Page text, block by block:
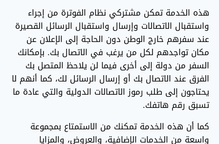
هذه الخدمة تمكن مشتركي نظام الفوترة من إجراء
واستقبال الاتصالات وإرسال واستقبال الرسائل القصيرة
عند سفرهم خارج الوطن دون الحاجة إلى الإعلان عن
مكان تواجدهم لكل من يرغب في الاتصال بك. بإمكانك
السفر من دولة إلى أخرى فيما لن يلاحظ المتصل بك
الفرق عند الاتصال بك أو إرسال الرسائل لك، كما أنهم لا
يحتاجون إلى طلب رموز الاتصالات الدولية والتي عادة ما
تسبق رقم هاتفك.
كما أن هذه الخدمة تمكنك من الاستمتاع بمجموعة
واسعة من الخدمات الإضافية، والعروض، والمزايا